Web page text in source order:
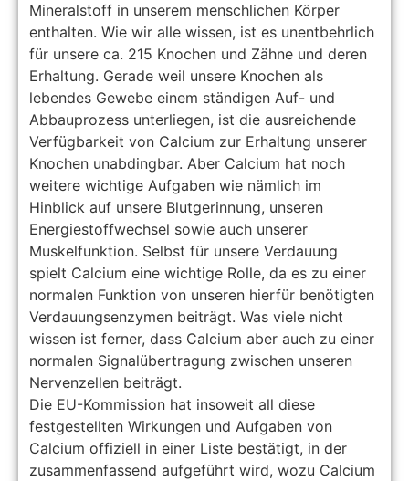
Mineralstoff in unserem menschlichen Körper
enthalten. Wie wir alle wissen, ist es unentbehrlich
für unsere ca. 215 Knochen und Zähne und deren
Erhaltung. Gerade weil unsere Knochen als
lebendes Gewebe einem ständigen Auf- und
Abbauprozess unterliegen, ist die ausreichende
Verfügbarkeit von Calcium zur Erhaltung unserer
Knochen unabdingbar. Aber Calcium hat noch
weitere wichtige Aufgaben wie nämlich im
Hinblick auf unsere Blutgerinnung, unseren
Energiestoffwechsel sowie auch unserer
Muskelfunktion. Selbst für unsere Verdauung
spielt Calcium eine wichtige Rolle, da es zu einer
normalen Funktion von unseren hierfür benötigten
Verdauungsenzymen beiträgt. Was viele nicht
wissen ist ferner, dass Calcium aber auch zu einer
normalen Signalübertragung zwischen unseren
Nervenzellen beiträgt.
Die EU-Kommission hat insoweit all diese
festgestellten Wirkungen und Aufgaben von
Calcium offiziell in einer Liste bestätigt, in der
zusammenfassend aufgeführt wird, wozu Calcium